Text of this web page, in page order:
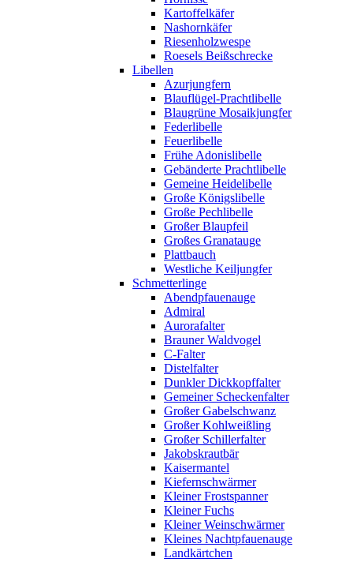
Kartoffelkäfer
Nashornkäfer
Riesenholzwespe
Roesels Beißschrecke
Libellen
Azurjungfern
Blauflügel-Prachtlibelle
Blaugrüne Mosaikjungfer
Federlibelle
Feuerlibelle
Frühe Adonislibelle
Gebänderte Prachtlibelle
Gemeine Heidelibelle
Große Königslibelle
Große Pechlibelle
Großer Blaupfeil
Großes Granatauge
Plattbauch
Westliche Keiljungfer
Schmetterlinge
Abendpfauenauge
Admiral
Aurorafalter
Brauner Waldvogel
C-Falter
Distelfalter
Dunkler Dickkopffalter
Gemeiner Scheckenfalter
Großer Gabelschwanz
Großer Kohlweißling
Großer Schillerfalter
Jakobskrautbär
Kaisermantel
Kiefernschwärmer
Kleiner Frostspanner
Kleiner Fuchs
Kleiner Weinschwärmer
Kleines Nachtpfauenauge
Landkärtchen